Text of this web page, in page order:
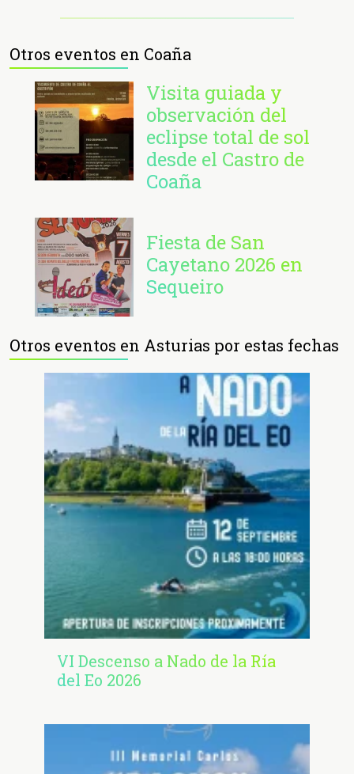
Otros eventos en Coaña
Visita guiada y
observación del
eclipse total de sol
desde el Castro de
Coaña
Fiesta de San
Cayetano 2026 en
Sequeiro
Otros eventos en Asturias por estas fechas
VI Descenso a Nado de la Ría
del Eo 2026